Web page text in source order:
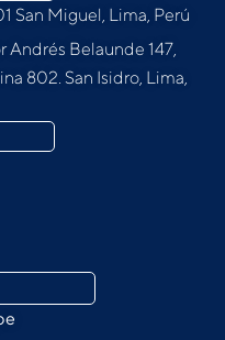
San Miguel, Lima, Perú
Andrés Belaunde 147,
802. San Isidro, Lima,